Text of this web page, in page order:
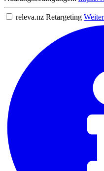
releva.nz Retargeting